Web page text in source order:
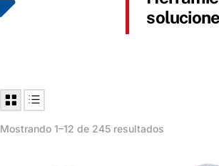
Mostrando 1–12 de 245 resultados